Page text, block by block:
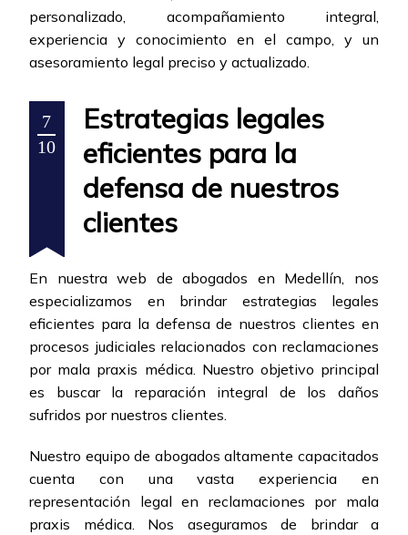
personalizado, acompañamiento integral,
experiencia y conocimiento en el campo, y un
asesoramiento legal preciso y actualizado.
7
10
Estrategias legales
eficientes para la
defensa de nuestros
clientes
En nuestra web de abogados en Medellín, nos
especializamos en brindar estrategias legales
eficientes para la defensa de nuestros clientes en
procesos judiciales relacionados con reclamaciones
por mala praxis médica. Nuestro objetivo principal
es buscar la reparación integral de los daños
sufridos por nuestros clientes.
Nuestro equipo de abogados altamente capacitados
cuenta con una vasta experiencia en
representación legal en reclamaciones por mala
praxis médica. Nos aseguramos de brindar a